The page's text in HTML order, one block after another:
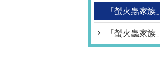
「螢火蟲家族」活動成果相簿
「螢火蟲家族」影片